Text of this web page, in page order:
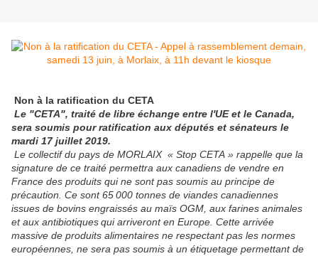
Non à la ratification du CETA
Le "CETA", traité de libre échange entre l'UE et le Canada,
sera soumis pour ratification aux députés et sénateurs le
mardi 17 juillet 2019.
Le collectif du pays de MORLAIX « Stop CETA » rappelle que la
signature de ce traité permettra aux canadiens de vendre en
France des produits qui ne sont pas soumis au principe de
précaution. Ce sont 65 000 tonnes de viandes canadiennes
issues de bovins engraissés au maïs OGM, aux farines animales
et aux antibiotiques qui arriveront en Europe. Cette arrivée
massive de produits alimentaires ne respectant pas les normes
européennes, ne sera pas soumis à un étiquetage permettant de